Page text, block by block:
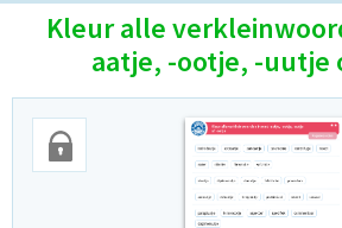
Kleur alle
aatje, -ootje, -uutje